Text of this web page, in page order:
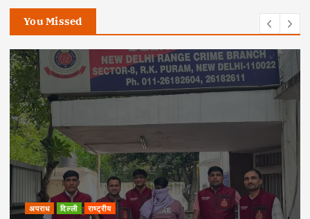
You Missed
अपराध दिल्ली राष्ट्रीय